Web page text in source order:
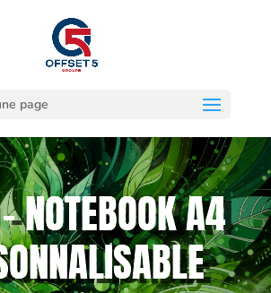
page
NOTEBOOK A4